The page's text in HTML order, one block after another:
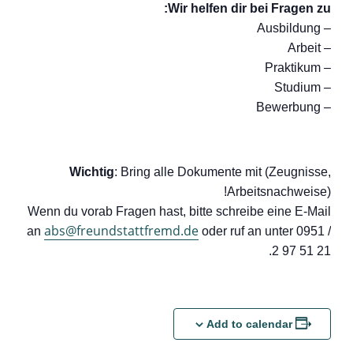
Wir helfen dir bei Fragen zu:
– Ausbildung
– Arbeit
– Praktikum
– Studium
– Bewerbung
Wichtig: Bring alle Dokumente mit (Zeugnisse,
Arbeitsnachweise)!
Wenn du vorab Fragen hast, bitte schreibe eine E-Mail
an abs@freundstattfremd.de oder ruf an unter 0951 /
2 97 51 21.
Add to calendar